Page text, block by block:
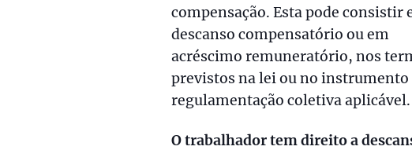
compensação. Esta pode consistir
descanso compensatório ou em
acréscimo remuneratório, nos
previstos na lei ou no instrumento
regulamentação coletiva aplicável.
O trabalhador tem direito a